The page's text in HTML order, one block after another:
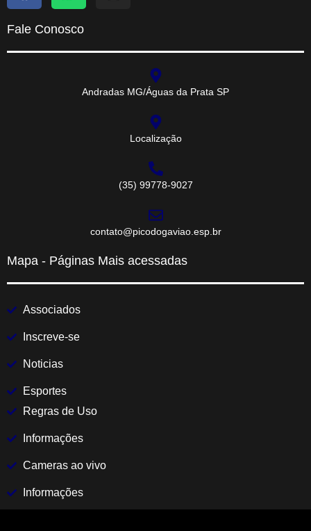
Fale Conosco
Andradas MG/Águas da Prata SP
Localização
(35) 99778-9027
contato@picodogaviao.esp.br
Mapa - Páginas Mais acessadas
Associados
Inscreve-se
Noticias
Esportes
Regras de Uso
Informações
Cameras ao vivo
Informações